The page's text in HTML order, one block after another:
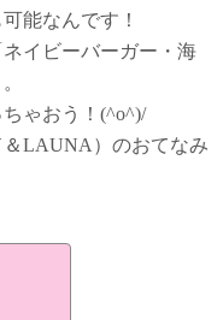
能なんです！
イビーバーガー・海
ゃおう！(^o^)/
LAUNA）のおてなみ